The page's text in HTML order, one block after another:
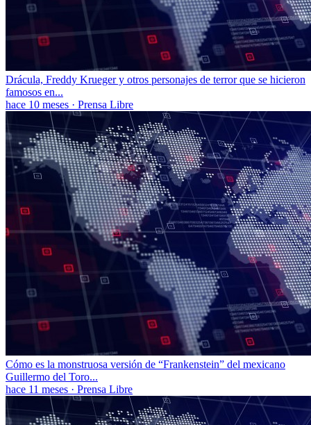
Drácula, Freddy Krueger y otros personajes de terror que se hicieron
famosos en...
hace 10 meses · Prensa Libre
Cómo es la monstruosa versión de “Frankenstein” del mexicano
Guillermo del Toro...
hace 11 meses · Prensa Libre